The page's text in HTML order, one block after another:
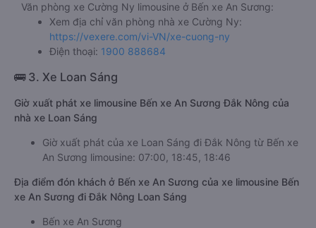
Văn phòng xe Cường Ny limousine ở Bến xe An Sương:
Xem địa chỉ văn phòng nhà xe Cường Ny:
https://vexere.com/vi-VN/xe-cuong-ny
Điện thoại: 1900 888684
🚌 3. Xe Loan Sáng
Giờ xuất phát xe limousine Bến xe An Sương Đắk Nông của
nhà xe Loan Sáng
Giờ xuất phát của xe Loan Sáng đi Đắk Nông từ Bến xe
An Sương limousine: 07:00, 18:45, 18:46
Địa điểm đón khách ở Bến xe An Sương của xe limousine Bến
xe An Sương đi Đắk Nông Loan Sáng
Bến xe An Sương